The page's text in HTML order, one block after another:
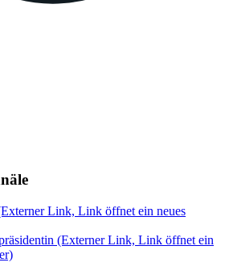
Link, Link öffnet ein neues
(Externer Link, Link öffnet ein